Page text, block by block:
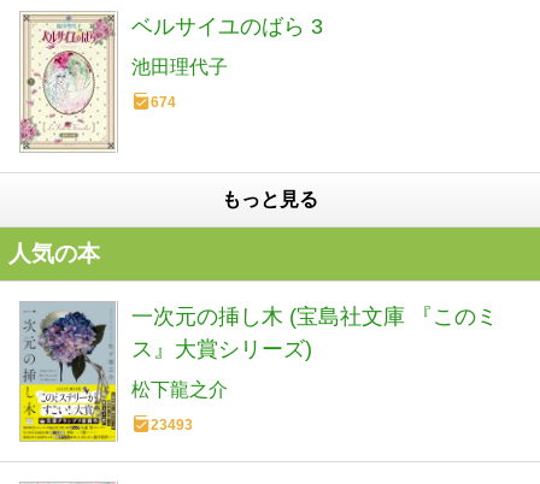
ベルサイユのばら 3
池田理代子
674
もっと見る
人気の本
一次元の挿し木 (宝島社文庫 『このミ
ス』大賞シリーズ)
松下龍之介
23493